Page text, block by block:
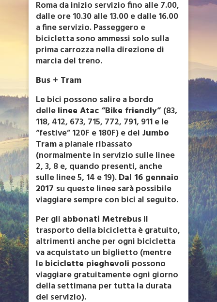
Roma da inizio servizio fino alle 7.00,
dalle ore 10.30 alle 13.00 e dalle 16.00
a fine servizio. Passeggero e
bicicletta sono ammessi solo sulla
prima carrozza nella direzione di
marcia del treno.
Bus + Tram
Le bici possono salire a bordo
dellelinee Atac “Bike friendly”(83,
118, 412, 673, 715, 772, 791, 911 e le
“festive” 120F e 180F) e dei Jumbo
Trama pianale ribassato
(normalmente in servizio sulle linee
2, 3, 8 e, quando presenti, anche
sulle linee 5, 14 e 19).Dal 16 gennaio
2017 su queste linee sarà possibile
viaggiare sempre con bici al seguito.
Per gli abbonati Metrebusil
trasporto della bicicletta è gratuito,
altrimenti anche per ogni bicicletta
va acquistato un biglietto (mentre
lebiciclette pieghevoli possono
viaggiare gratuitamente ogni giorno
della settimana per tutta la durata
del servizio).